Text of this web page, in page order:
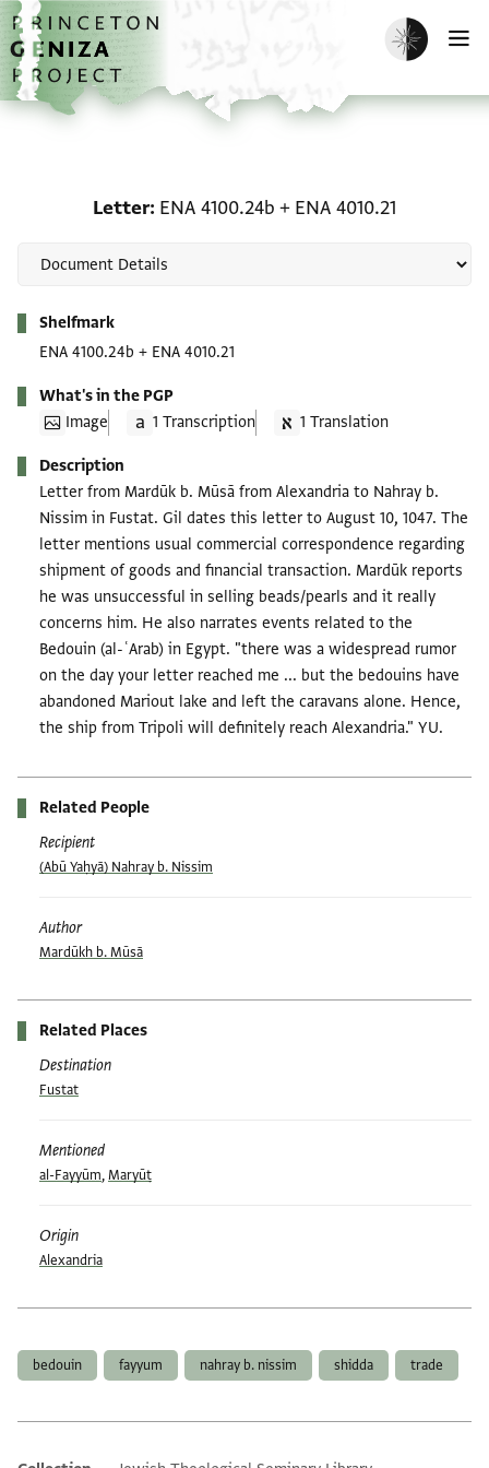
Skip to main content
home
Enable dark
Letter ENA 4100.24b + ENA 4010.21
Shelfmark
ENA 4100.24b + ENA 4010.21
What's in the PGP
Image
1 Transcription 1 Translation
Description
Letter from Mardūk b. Mūsā from Alexandria to Nahray b.
Nissim in Fustat. Gil dates this letter to August 10, 1047. The
letter mentions usual commercial correspondence regarding
shipment of goods and financial transaction. Mardūk reports
he was unsuccessful in selling beads/pearls and it really
concerns him. He also narrates events related to the
Bedouin (al-ʿArab) in Egypt. "there was a widespread rumor
on the day your letter reached me ... but the bedouins have
abandoned Mariout lake and left the caravans alone. Hence,
the ship from Tripoli will definitely reach Alexandria." YU.
Related People
Recipient
(Abū Yaḥyā) Nahray b. Nissim
Author
Mardūkh b. Mūsā
Related Places
Destination
Fustat
Mentioned
al-Fayyūm,Maryūṭ
Origin
Alexandria
bedouin fayyum nahray b. nissim shidda trade